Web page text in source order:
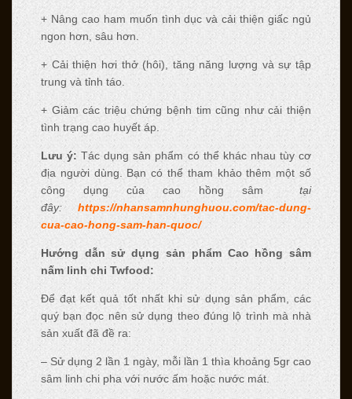
+ Nâng cao ham muốn tình dục và cải thiện giấc ngủ
ngon hơn, sâu hơn.
+ Cải thiện hơi thở (hôi), tăng năng lượng và sự tập
trung và tỉnh táo.
+ Giảm các triệu chứng bệnh tim cũng như cải thiện
tình trạng cao huyết áp.
Lưu ý: Tác dụng sản phẩm có thể khác nhau tùy cơ
địa người dùng. Bạn có thể tham khảo thêm một số
công dụng của cao hồng sâmtại
đây:https://nhansamnhunghuou.com/tac-dung-
cua-cao-hong-sam-han-quoc/
Hướng dẫn sử dụng sản phẩm Cao hồng sâm
nấm linh chi Twfood:
Để đạt kết quả tốt nhất khi sử dụng sản phẩm, các
quý bạn đọc nên sử dụng theo đúng lộ trình mà nhà
sản xuất đã đề ra:
– Sử dụng 2 lần 1 ngày, mỗi lần 1 thìa khoảng 5gr cao
sâm linh chi pha với nước ấm hoặc nước mát.